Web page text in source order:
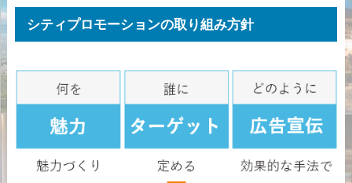
シティプロモーションの取り組み方針